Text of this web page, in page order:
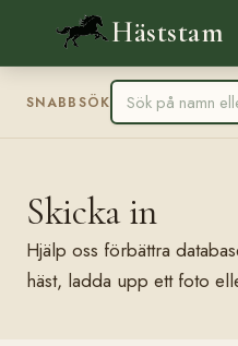
Häststam
SNABBSÖK
Skicka in
Hjälp oss förbättra
häst, ladda upp ett foto